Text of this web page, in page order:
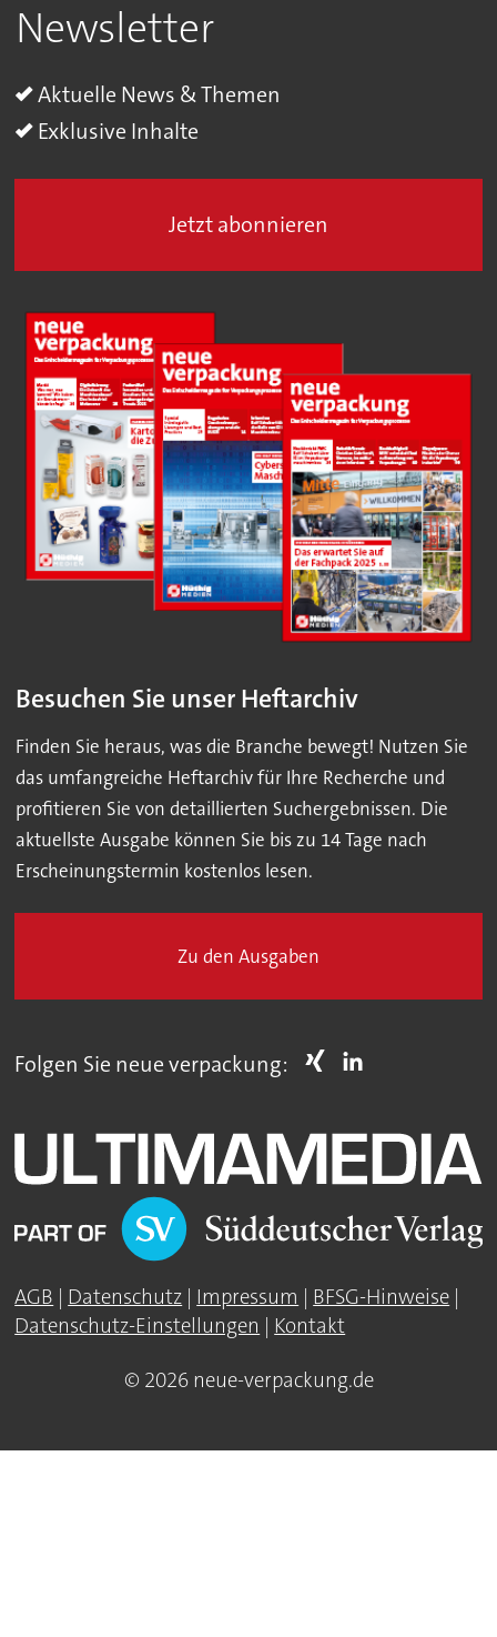
Newsletter
Aktuelle News & Themen
Exklusive Inhalte
Jetzt abonnieren
Besuchen Sie unser Heftarchiv
Finden Sie heraus, was die Branche bewegt! Nutzen Sie
das umfangreiche Heftarchiv für Ihre Recherche und
profitieren Sie von detaillierten Suchergebnissen. Die
aktuellste Ausgabe können Sie bis zu 14 Tage nach
Erscheinungstermin kostenlos lesen.
Zu den Ausgaben
Folgen Sie neue verpackung:
AGB | Datenschutz | Impressum | BFSG-Hinweise |
Datenschutz-Einstellungen | Kontakt
© 2026 neue-verpackung.de